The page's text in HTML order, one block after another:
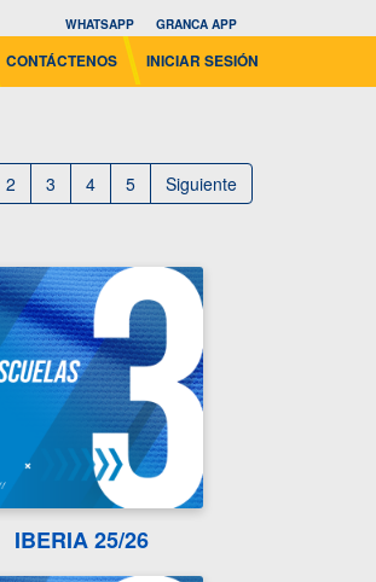
CONTÁCTENOS INICIAR SESIÓN
WHATSAPP GRANCA APP
2 3 4 5 Siguiente
IBERIA 25/26